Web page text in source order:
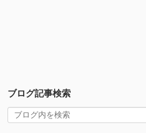
ブログ記事検索